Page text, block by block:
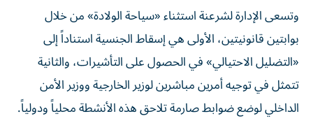
وتسعى الإدارة لشرعنة استثناء «سياحة الولادة» من خلال
بوابتين قانونيتين، الأولى هي إسقاط الجنسية استناداً إلى
«التضليل الاحتيالي» في الحصول على التأشيرات، والثانية
تتمثل في توجيه أمرين مباشرين لوزير الخارجية ووزير الأمن
الداخلي لوضع ضوابط صارمة تلاحق هذه الأنشطة محلياً ودولياً.